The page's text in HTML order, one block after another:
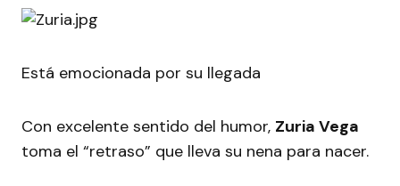
Está emocionada por su llegada
Con excelente sentido del humor, Zuria Vega
toma el “retraso” que lleva su nena para nacer.